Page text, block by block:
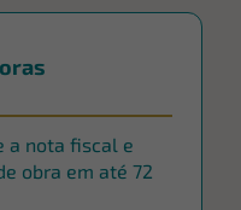
a nota fiscal e
obra em até 72